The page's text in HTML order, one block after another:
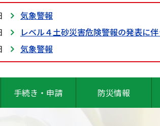
気象警報
レベル４土砂災害危険警報の発表に
気象警報
手続き・申請 防災情報